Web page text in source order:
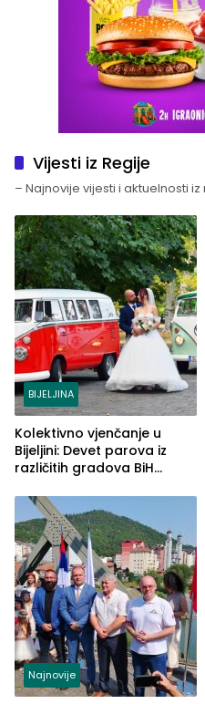
Vijesti iz Regije
– Najnovije vijesti i aktuelnosti
BIJELJINA
Kolektivno vjenčanje u
Bijeljini: Devet parova iz
različitih gradova BiH
Najnovije